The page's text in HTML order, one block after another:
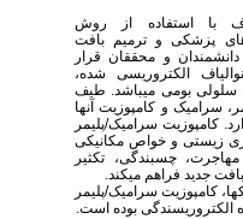
با استفاده از روش
پزشکی و ترمیم بافت
و محققان قرار
الکتروریسی شده،
بومی می­باشد. طیف
سرامیک و کامپوزیت آنها
کامپوزیت سرامیک/پلیمر
زیستی و خواص مکانیکی
چسبندگی، تکثیر
جدید فراهم می­کند.
کامپوزیت سرامیک/پلیمر
بوده است.